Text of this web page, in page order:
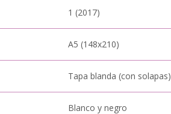
1 (2017)
A5 (148x210)
Tapa blanda (con solapas)
Blanco y negro